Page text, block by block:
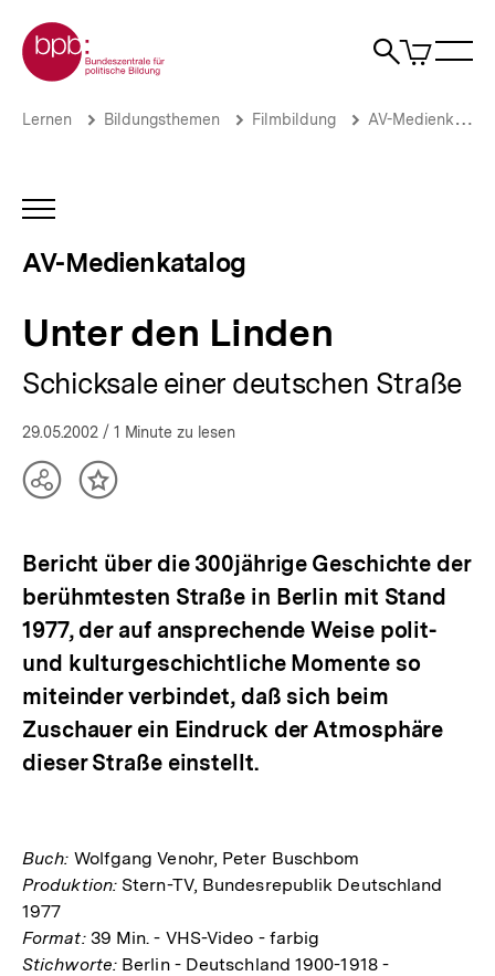
zum
Seiteninhalt
springen
Zur Startseite der bpb
Suche
Artikel
im
Unter
AV-
Medienkatalog
bpb.de
Brotkrümelnavigation
Pfadnavigation
Lernen Bildungsthemen Filmbildung AV-Medienkatalog
INHALTSNAVIGATION
AV-Medienkatalog
Unter den Linden
Schicksale einer deutschen Straße
29.05.2002 / 1 Minute zu lesen
TeilenInhalt
Bericht über die 300jährige Geschichte der
berühmtesten Straße in Berlin mit Stand
1977, der auf ansprechende Weise polit-
und kulturgeschichtliche Momente so
miteinder verbindet, daß sich beim
Zuschauer ein Eindruck der Atmosphäre
dieser Straße einstellt.
Buch: Wolfgang Venohr, Peter Buschbom
Produktion: Stern-TV, Bundesrepublik Deutschland
1977
Format:39 Min. - VHS-Video - farbig
Stichworte: Berlin - Deutschland 1900-1918 -